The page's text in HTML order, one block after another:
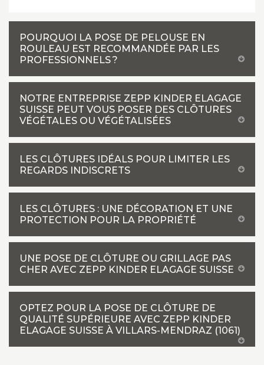
POURQUOI LA POSE DE PELOUSE EN
ROULEAU EST RECOMMANDÉE PAR LES
PROFESSIONNELS ?
NOTRE ENTREPRISE ZEPP KINDER ELAGAGE
SUISSE PEUT VOUS POSER DES CLÔTURES
VÉGÉTALES OU VÉGÉTALISÉES
LES CLÔTURES IDÉALS POUR LIMITER LES
REGARDS INDISCRETS
LES CLÔTURES : UNE DÉCORATION ET UNE
PROTECTION POUR LA PROPRIÉTÉ
UNE POSE DE CLÔTURE OU GRILLAGE PAS
CHER AVEC ZEPP KINDER ELAGAGE SUISSE
OPTEZ POUR LA POSE DE CLÔTURE DE
QUALITÉ SUPÉRIEURE AVEC ZEPP KINDER
ELAGAGE SUISSE À VILLARS-MENDRAZ (1061)